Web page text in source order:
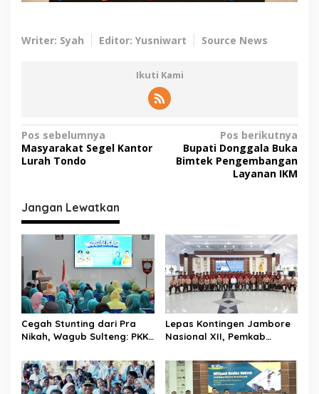
Writer: Syah Editor: Yusniwart Source News
Ikuti Kami
N
a
i
g
a
s
i
p
o
s
Pos sebelumnya
Masyarakat Segel Kantor
Lurah Tondo
Pos berikutnya
Bupati Donggala Buka
Bimtek Pengembangan
Layanan IKM
Jangan Lewatkan
Cegah Stunting dari Pra
Nikah, Wagub Sulteng: PKK
Selamatkan Generasi Emas
Lepas Kontingen Jambore
Nasional XII, Pemkab
Pramuka Jadi Duta
Karakter dan Kebanggaan
Daerah